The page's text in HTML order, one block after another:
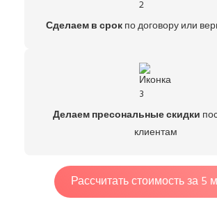
Сделаем в срокпо договору или
Делаем пресональные скидки
клиентам
Рассчитать стоимость за 5